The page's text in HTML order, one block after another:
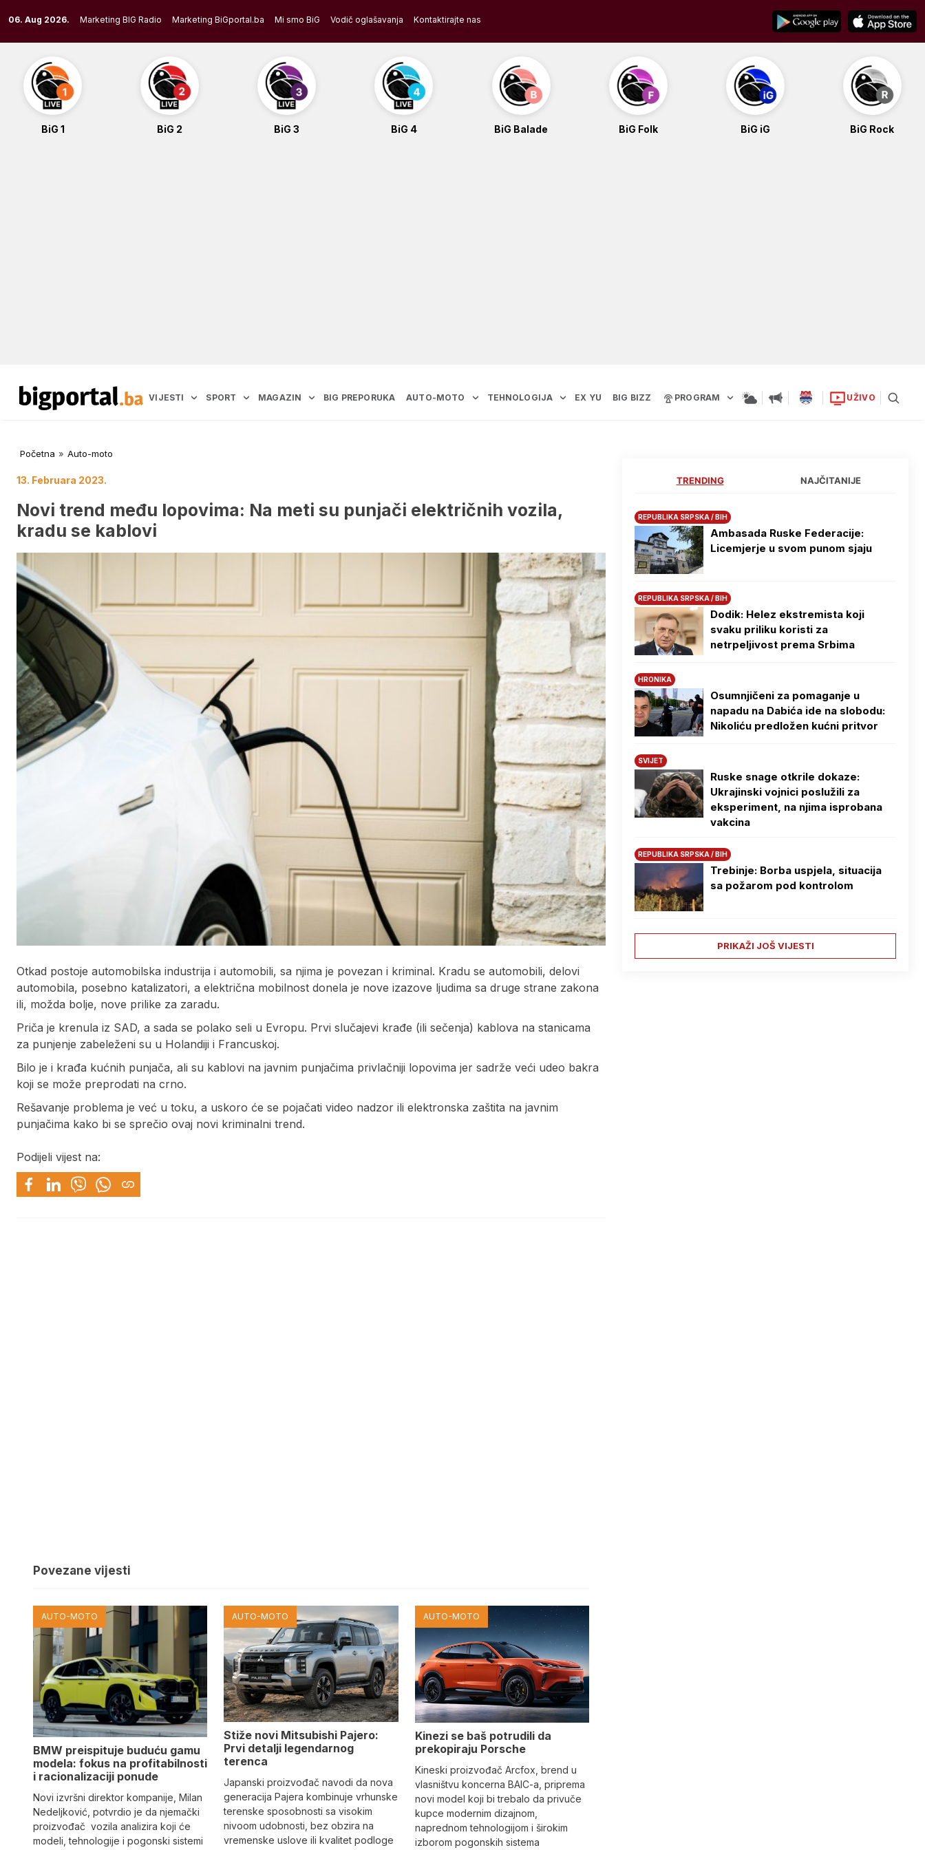
to
content
06. Aug 2026. Marketing BIG Radio Marketing BiGportal.ba Mi smo BiG Vodič oglašavanja Kontaktirajte nas
BiG 1 BiG 2 BiG 3 BiG 4 BiG Balade BiG Folk BiG iG BiG Rock
VIJESTI SPORT MAGAZIN BIG PREPORUKA AUTO-MOTO TEHNOLOGIJA EX YU BIG BIZZ PROGRAM UŽIVO
Početna » Auto-moto
13. Februara 2023.
Novi trend među lopovima: Na meti su punjači električnih vozila,
kradu se kablovi
Otkad postoje automobilska industrija i automobili, sa njima je povezan i kriminal. Kradu se automobili, delovi
automobila, posebno katalizatori, a električna mobilnost donela je nove izazove ljudima sa druge strane zakona
ili, možda bolje, nove prilike za zaradu.
Priča je krenula iz SAD, a sada se polako seli u Evropu. Prvi slučajevi krađe (ili sečenja) kablova na stanicama
za punjenje zabeleženi su u Holandiji i Francuskoj.
Bilo je i krađa kućnih punjača, ali su kablovi na javnim punjačima privlačniji lopovima jer sadrže veći udeo bakra
koji se može preprodati na crno.
Rešavanje problema je već u toku, a uskoro će se pojačati video nadzor ili elektronska zaštita na javnim
punjačima kako bi se sprečio ovaj novi kriminalni trend.
Podijeli vijest na:
Povezane vijesti
AUTO-MOTO
BMW preispituje buduću gamu
modela: fokus na profitabilnosti
i racionalizaciji ponude
Novi izvršni direktor kompanije, Milan
Nedeljković, potvrdio je da njemački
proizvođač vozila analizira koji će
modeli, tehnologije i pogonski sistemi
AUTO-MOTO
Stiže novi Mitsubishi Pajero:
Prvi detalji legendarnog
terenca
Japanski proizvođač navodi da nova
generacija Pajera kombinuje vrhunske
terenske sposobnosti sa visokim
nivoom udobnosti, bez obzira na
vremenske uslove ili kvalitet podloge
AUTO-MOTO
Kinezi se baš potrudili da
prekopiraju Porsche
Kineski proizvođač Arcfox, brend u
vlasništvu koncerna BAIC-a, priprema
novi model koji bi trebalo da privuče
kupce modernim dizajnom,
naprednom tehnologijom i širokim
izborom pogonskih sistema
TRENDING NAJČITANIJE
REPUBLIKA SRPSKA / BIH
Ambasada Ruske Federacije:
Licemjerje u svom punom sjaju
REPUBLIKA SRPSKA / BIH
Dodik: Helez ekstremista koji
svaku priliku koristi za
netrpeljivost prema Srbima
HRONIKA
Osumnjičeni za pomaganje u
napadu na Dabića ide na slobodu:
Nikoliću predložen kućni pritvor
SVIJET
Ruske snage otkrile dokaze:
Ukrajinski vojnici poslužili za
eksperiment, na njima isprobana
vakcina
REPUBLIKA SRPSKA / BIH
Trebinje: Borba uspjela, situacija
sa požarom pod kontrolom
PRIKAŽI JOŠ VIJESTI